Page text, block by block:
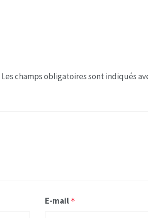
Les champs obligatoires sont indiqués
E-mail *